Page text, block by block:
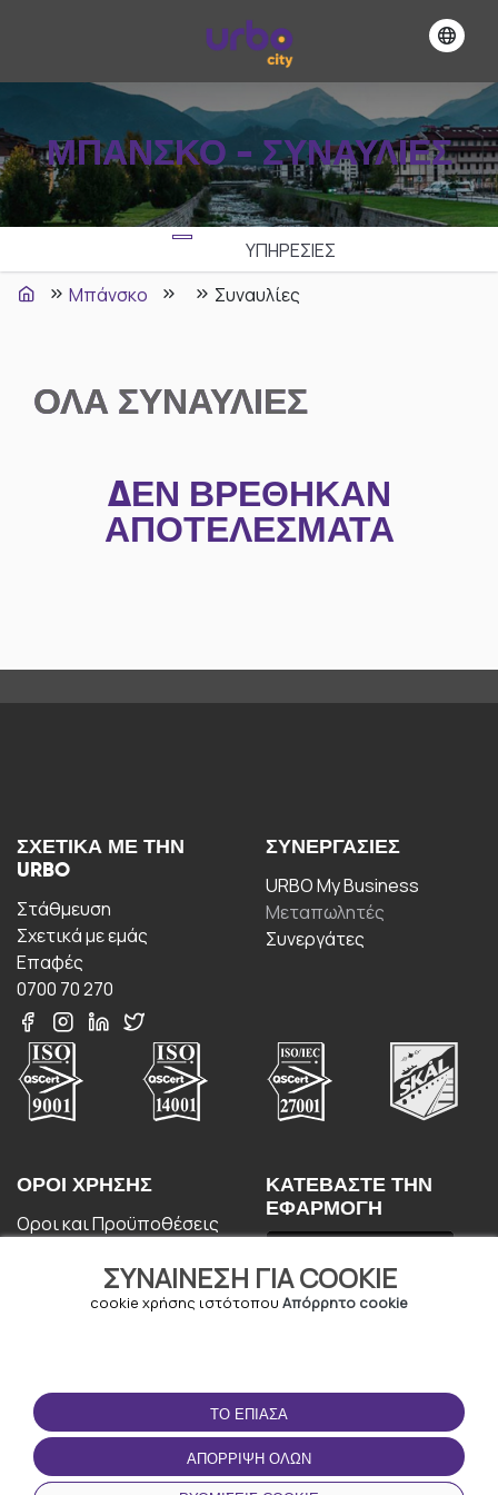
ΜΠΆΝΣΚΟ - ΣΥΝΑΥΛΊΕΣ
ΥΠΗΡΕΣΙΕΣ
Μπάνσκο
Συναυλίες
ΟΛΑ ΣΥΝΑΥΛΊΕΣ
ΔΕΝ ΒΡΈΘΗΚΑΝ
ΑΠΟΤΕΛΈΣΜΑΤΑ
ΣΥΝΑΊΝΕΣΗ ΓΙΑ COOKIE
cookie χρήσης ιστότοπου Απόρρητο cookie
ΤΟ ΈΠΙΑΣΑ
ΑΠΌΡΡΙΨΗ ΌΛΩΝ
ΣΧΕΤΙΚΆ ΜΕ ΤΗΝ
URBO
Στάθμευση
Σχετικά με εμάς
Επαφές
0700 70 270
ΣΥΝΕΡΓΑΣΊΕΣ
URBO My Business
Μεταπωλητές
Συνεργάτες
ΟΡΟΙ ΧΡΉΣΗΣ
Οροι και Προϋποθέσεις
Πολιτική cookie
Συμφωνία Χρήστη
ΚΑΤΕΒΆΣΤΕ ΤΗΝ
ΕΦΑΡΜΟΓΉ